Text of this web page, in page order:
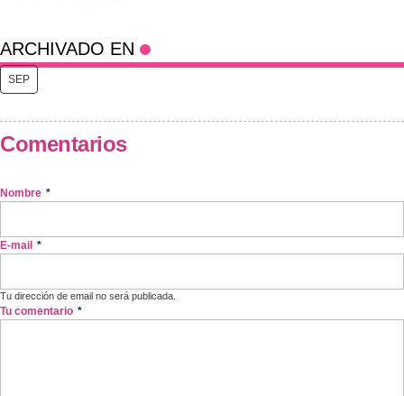
ARCHIVADO EN
SEP
Comentarios
Nombre *
E-mail *
Tu dirección de email no será publicada.
Tu comentario *